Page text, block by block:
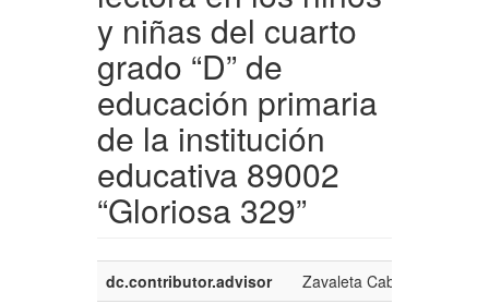
y niñas del cuarto
grado “D” de
educación primaria
de la institución
educativa 89002
“Gloriosa 329”
dc.contributor.advisor
Zavaleta Cabrera, Juan